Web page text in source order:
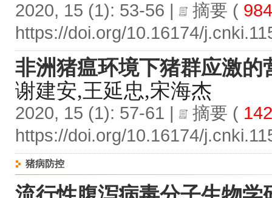
2020, 15 (1): 53-56 | 摘要 ( 984
https://doi.org/10.16174/
非洲猪瘟环境下猪群应激的
谢建安,王延忠,宋海杰
2020, 15 (1): 57-61 | 摘要 (
https://doi.org/10.16174/
猪病防控